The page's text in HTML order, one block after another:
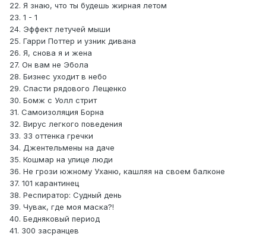
22. Я знаю, что ты будешь жирная летом
23. 1 - 1
24. Эффект летучей мыши
25. Гарри Поттер и узник дивана
26. Я, снова я и жена
27. Он вам не Эбола
28. Бизнес уходит в небо
29. Спасти рядового Лещенко
30. Бомж с Уолл стрит
31. Самоизоляция Борна
32. Вирус легкого поведения
33. 33 оттенка гречки
34. Джентельмены на даче
35. Кошмар на улице люди
36. Не грози южному Уханю, кашляя на своем балконе
37. 101 карантинец
38. Респиратор: Судный день
39. Чувак, где моя маска?!
40. Бедняковый период
41. 300 засранцев